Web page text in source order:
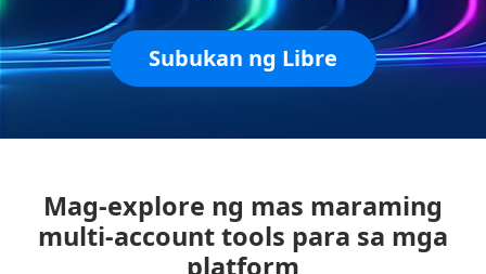
Subukan ng Libre
Mag-explore ng mas maraming
multi-account tools para sa mga
platform